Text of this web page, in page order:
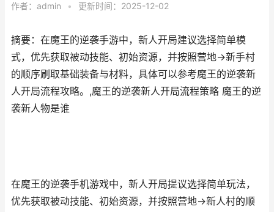
作者： admin • 更新时间：2025-12-02
摘要：在魔王的逆袭手游中，新人开局建议选择简单模
式，优先获取被动技能、初始资源，并按照营地→新手村
的顺序刷取基础装备与材料，具体可以参考魔王的逆袭新
人开局流程攻略。,魔王的逆袭新人开局流程策略 魔王的逆
袭新人物是谁
在魔王的逆袭手机游戏中，新人开局提议选择简单玩法，
优先获取被动技能、初始资源，并按照营地→新人村的顺